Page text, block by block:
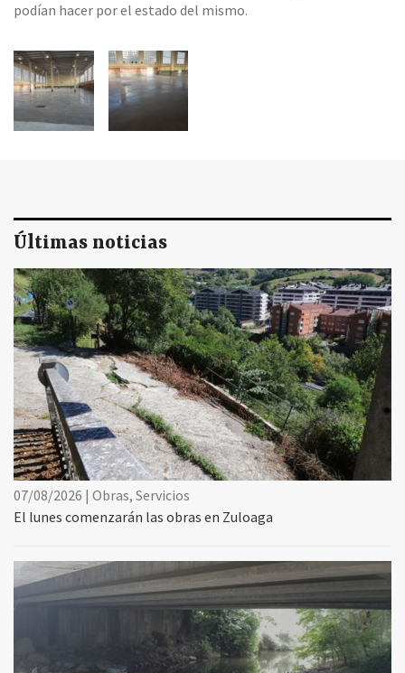
podían hacer por el estado del mismo.
Últimas noticias
07/08/2026 | Obras, Servicios
El lunes comenzarán las obras en Zuloaga